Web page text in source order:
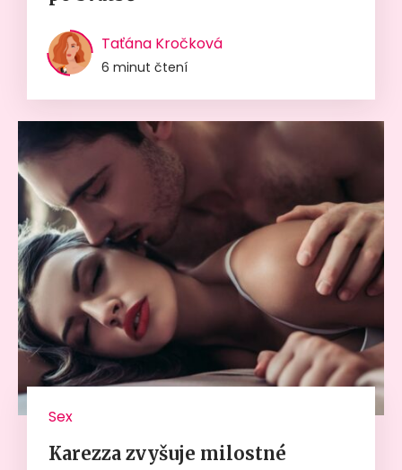
Taťána Kročková
6 minut čtení
Sex
Karezza zvyšuje milostné